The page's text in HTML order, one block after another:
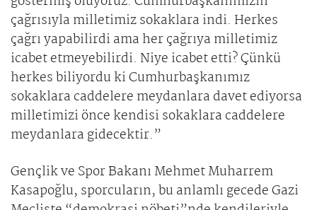
çağrısıyla milletimiz sokaklara indi. Herkes
çağrı yapabilirdi ama her çağrıya milletimiz
icabet etmeyebilirdi. Niye icabet etti? Çünkü
herkes biliyordu ki Cumhurbaşkanımız
sokaklara caddelere meydanlara davet ediyorsa
milletimizi önce kendisi sokaklara caddelere
meydanlara gidecektir.”
Gençlik ve Spor Bakanı Mehmet Muharrem
Kasapoğlu, sporcuların, bu anlamlı gecede Gazi